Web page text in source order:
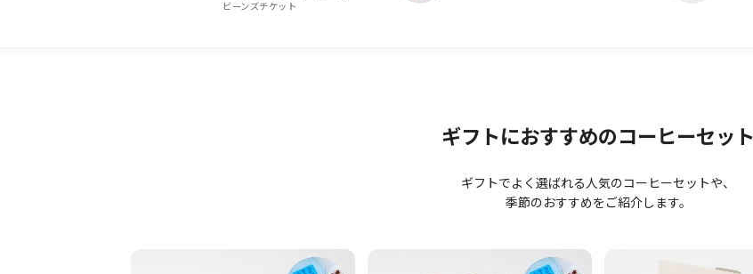
ビーンズチケット
ギフトにおすすめのコーヒーセット
ギフトでよく選ばれる人気のコーヒーセットや、
季節のおすすめをご紹介します。